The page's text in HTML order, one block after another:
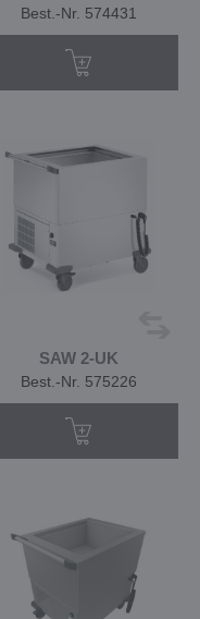
Best.-Nr. 574431
SAW 2-UK
Best.-Nr. 575226